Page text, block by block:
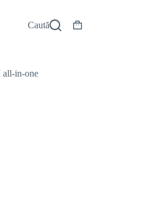
Caută
Coș
all-in-one